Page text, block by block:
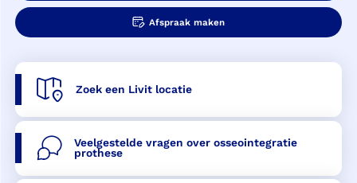
Afspraak maken
Zoek een Livit locatie
Veelgestelde vragen over osseointegratie
prothese